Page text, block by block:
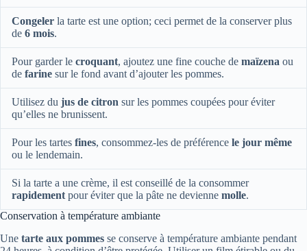
Congeler la tarte est une option; ceci permet de la conserver plus
de 6 mois.
Pour garder le croquant, ajoutez une fine couche de maïzena ou
de farine sur le fond avant d’ajouter les pommes.
Utilisez du jus de citron sur les pommes coupées pour éviter
qu’elles ne brunissent.
Pour les tartes fines, consommez-les de préférence le jour même
ou le lendemain.
Si la tarte a une crème, il est conseillé de la consommer
rapidement pour éviter que la pâte ne devienne molle.
Conservation à température ambiante
Une tarte aux pommes se conserve à température ambiante pendant